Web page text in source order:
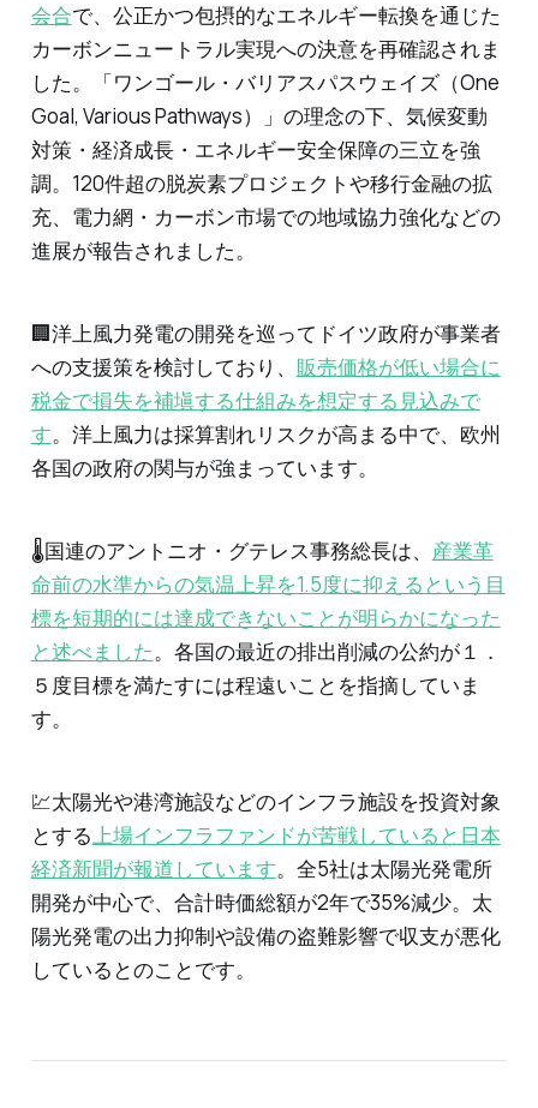
会合で、公正かつ包摂的なエネルギー転換を通じた
カーボンニュートラル実現への決意を再確認されま
した。「ワンゴール・バリアスパスウェイズ（One
Goal, Various Pathways）」の理念の下、気候変動
対策・経済成長・エネルギー安全保障の三立を強
調。120件超の脱炭素プロジェクトや移行金融の拡
充、電力網・カーボン市場での地域協力強化などの
進展が報告されました。
🏢洋上風力発電の開発を巡ってドイツ政府が事業者
への支援策を検討しており、 販売価格が低い場合に
税金で損失を補塡する仕組みを想定する見込みで
す。洋上風力は採算割れリスクが高まる中で、欧州
各国の政府の関与が強まっています。
🌡️国連のアントニオ・グテレス事務総長は、 産業革
命前の水準からの気温上昇を1.5度に抑えるという目
標を短期的には達成できないことが明らかになった
と述べました。各国の最近の排出削減の公約が１．
５度目標を満たすには程遠いことを指摘していま
す。
💹太陽光や港湾施設などのインフラ施設を投資対象
とする上場インフラファンドが苦戦していると日本
経済新聞が報道しています。全5社は太陽光発電所
開発が中心で、合計時価総額が2年で35%減少。太
陽光発電の出力抑制や設備の盗難影響で収支が悪化
しているとのことです。